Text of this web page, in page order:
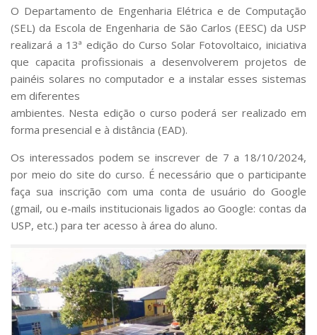
Serviços
Bibliotecas
Apoio ao Estudante
Segurança, Trânsito e Prevenção
RH, Administrativo e Financeiro
Outros serviços
Comunicação
Assessorias e Mídias
Jornal da USP
Agenda de Eventos
Defesa de Teses
O Departamento de Engenharia Elétrica e de Computação
(SEL) da Escola de Engenharia de São Carlos (EESC) da USP
realizará a 13ª edição do Curso Solar Fotovoltaico, iniciativa
que capacita profissionais a desenvolverem projetos de
painéis solares no computador e a instalar esses sistemas
em diferentes
ambientes. Nesta edição o curso poderá ser realizado em
forma presencial e à distância (EAD).
Os interessados podem se inscrever de 7 a 18/10/2024,
por meio do site do curso. É necessário que o participante
faça sua inscrição com uma conta de usuário do Google
(gmail, ou e-mails institucionais ligados ao Google: contas da
USP, etc.) para ter acesso à área do aluno.